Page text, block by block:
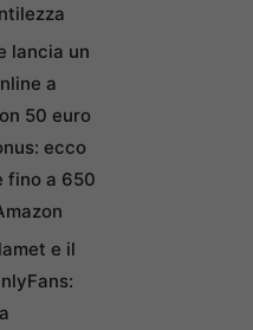
lancia un
a
50 euro
ecco
fino a 650
e il